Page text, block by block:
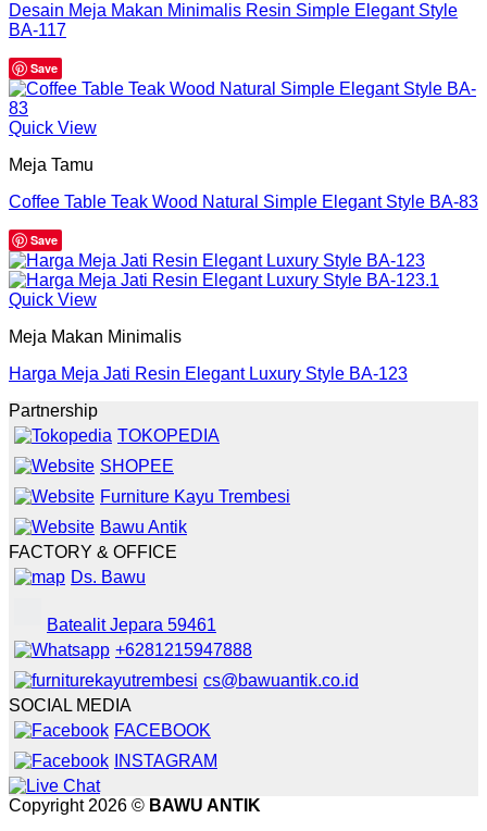
Desain Meja Makan Minimalis Resin Simple Elegant Style
BA-117
Save
Quick View
Meja Tamu
Coffee Table Teak Wood Natural Simple Elegant Style BA-83
Save
Quick View
Meja Makan Minimalis
Harga Meja Jati Resin Elegant Luxury Style BA-123
Partnership
TOKOPEDIA
SHOPEE
Furniture Kayu Trembesi
Bawu Antik
FACTORY & OFFICE
Ds. Bawu
+6281215947888
SOCIAL MEDIA
Copyright 2026 ©